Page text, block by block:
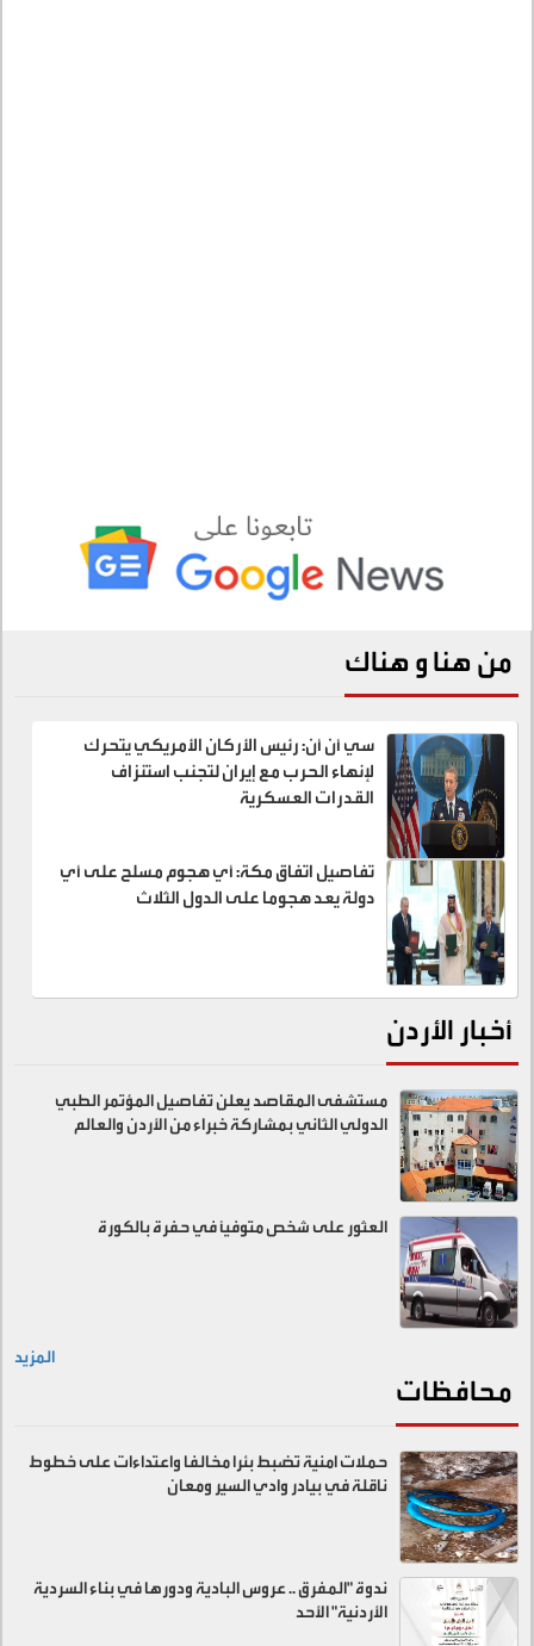
من هنا و هناك
سي أن أن: رئيس الأركان الأمريكي يتحرك
لإنهاء الحرب مع إيران لتجنب استنزاف
القدرات العسكرية
تفاصيل اتفاق مكة: أي هجوم مسلح على أي
دولة يعد هجوما على الدول الثلاث
أخبار الأردن
مستشفى المقاصد يعلن تفاصيل المؤتمر الطبي
الدولي الثاني بمشاركة خبراء من الأردن والعالم
العثور على شخص متوفيًا في حفرة بالكورة
المزيد
محافظات
حملات امنية تضبط بئرا مخالفا واعتداءات على خطوط
ناقلة في بيادر وادي السير ومعان
ندوة "المفرق .. عروس البادية ودورها في بناء السردية
الأردنية" الأحد